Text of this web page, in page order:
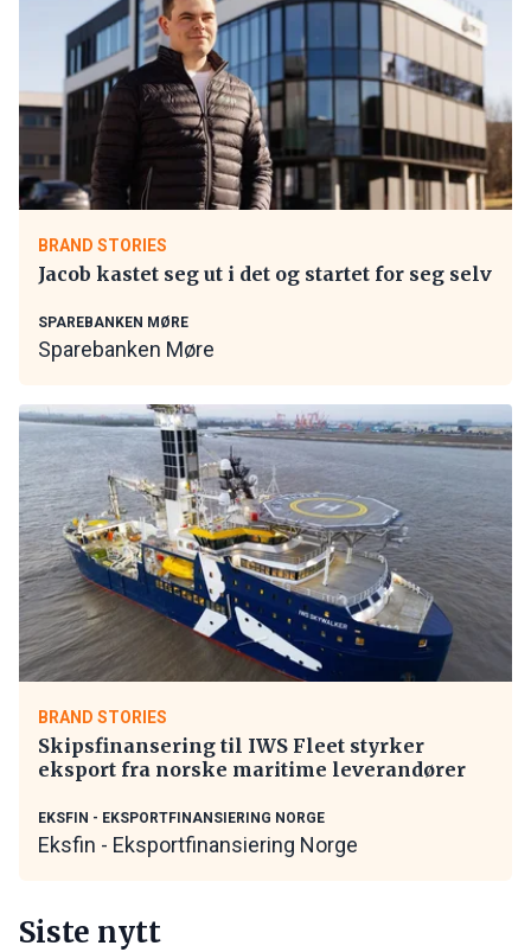
BRAND STORIES
Jacob kastet seg ut i det og startet for seg selv
SPAREBANKEN MØRE
Sparebanken Møre
BRAND STORIES
Skipsfinansering til IWS Fleet styrker
eksport fra norske maritime leverandører
EKSFIN - EKSPORTFINANSIERING NORGE
Eksfin - Eksportfinansiering Norge
Siste nytt